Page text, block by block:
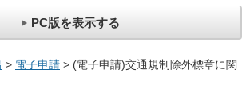
PC版を表示する
> 電子申請 > (電子申請)交通規制除外標章に関